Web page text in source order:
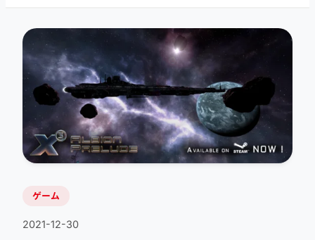
ゲーム
2021-12-30